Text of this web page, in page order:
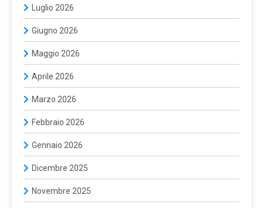
Luglio 2026
Giugno 2026
Maggio 2026
Aprile 2026
Marzo 2026
Febbraio 2026
Gennaio 2026
Dicembre 2025
Novembre 2025